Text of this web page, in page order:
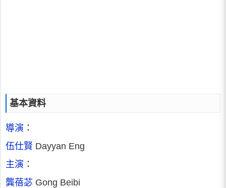
基本資料
導演 ：
伍仕賢 Dayyan Eng
主演 ：
龔蓓苾 Gong Beibi